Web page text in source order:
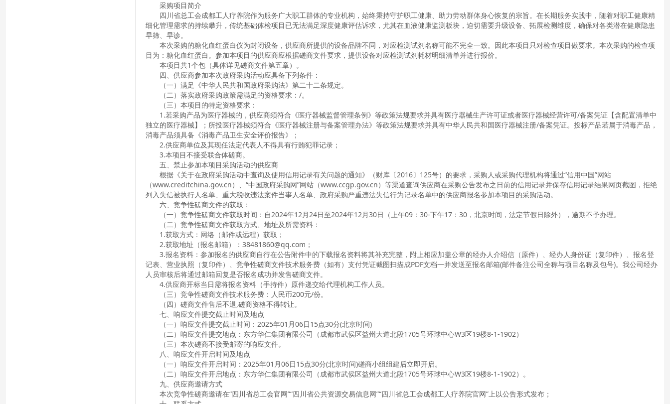
采购项目简介
四川省总工会成都工人疗养院作为服务广大职工群体的专业机构，始终秉持守护职工健康、助力劳动群体身心恢复的宗旨。在长期服务实践中，随着对职工健康精
细化管理需求的持续攀升，传统基础体检项目已无法满足深度健康评估诉求，尤其在血液健康监测板块，迫切需要升级设备、拓展检测维度，确保对各类潜在健康隐患
早筛、早诊。
本次采购的糖化血红蛋白仪为封闭设备，供应商所提供的设备品牌不同，对应检测试剂名称可能不完全一致。因此本项目只对检查项目做要求。本次采购的检查项
目为：糖化血红蛋白。参加本项目的供应商应根据磋商文件要求，提供设备对应检测试剂耗材明细清单并进行报价。
本项目共1个包 （具体详见磋商文件第五章）。
四、供应商参加本次政府采购活动应具备下列条件：
（一）满足《中华人民共和国政府采购法》第二十二条规定。
（二）落实政府采购政策需满足的资格要求：/。
（三）本项目的特定资格要求：
1.若采购产品为医疗器械的，供应商须符合《医疗器械监督管理条例》等政策法规要求并具有医疗器械生产许可证或者医疗器械经营许可/备案凭证【含配置清单中
独立的医疗器械】；所投医疗器械须符合《医疗器械注册与备案管理办法》等政策法规要求并具有中华人民共和国医疗器械注册/备案凭证。投标产品若属于消毒产品，
消毒产品须具备《消毒产品卫生安全评价报告》
；
2.供应商单位及其现任法定代表人不得具有行贿犯罪记录；
3.本项目不接受联合体磋商。
五、禁止参加本项目采购活动的供应商
根据《关于在政府采购活动中查询及使用信用记录有关问题的通知》（财库〔2016〕125号）的要求，采购人或采购代理机构将通过“信用中国”网站
（www.creditchina.gov.cn）、 “中国政府采购网”网站（www.ccgp.gov.cn）等渠道查询供应商在采购公告发布之日前的信用记录并保存信用记录结果网页截图，拒绝
列入失信被执行人名单、重大税收违法案件当事人名单、政府采购严重违法失信行为记录名单中的供应商报名参加本项目的采购活动。
六、竞争性磋商文件的获取：
（一）竞争性磋商文件获取时间： 自2024年12月24日至2024年12月30日（上午09：30-下午17：30，北京时间，法定节假日除外），逾期不予办理。
（二）竞争性磋商文件获取方式、地址及所需资料：
1.获取方式：网络（邮件或远程）获取；
2.获取地址（报名邮箱）： 38481860@qq.com ；
3.报名资料：参加报名的供应商自行在公告附件中的下载报名资料将其补充完整，附上相应加盖公章的经办人介绍信（原件）、 经办人身份证（复印件） 、报名登
记表、营业执照（复印件）、竞争性磋商文件技术服务费（如有）支付凭证截图扫描成PDF文档一并发送至报名邮箱(邮件备注公司全称与项目名称及包号)。 我公司经办
人员审核后将通过邮箱回复是否报名成功并发售磋商文件。
4.供应商开标当日需将报名资料（手持件）原件递交给代理机构工作人员。
（三）竞争性磋商文件技术服务费：人民币200元/份。
（四）磋商文件售后不退,磋商资格不得转让。
七、响应文件提交截止时间及地点
（一）响应文件提交截止时间：2025年01月06日15点30分(北京时间)
（二）响应文件提交地点：东方华仁集团有限公司（成都市武侯区益州大道北段1705号环球中心W3区19楼8-1-1902）
（三）本次磋商不接受邮寄的响应文件。
八、响应文件开启时间及地点
（一）响应文件开启时间：2025年01月06日1 5点30分(北京时间)磋商小组组建后立即开启。
（二）响应文件开启地点：东方华仁集团有限公司（成都市武侯区益州大道北段1705号环球中心W3区19楼8-1-1902）。
九、供应商邀请方式
本次竞争性磋商邀请在“四川省总工会官网”“四川省公共资源交易信息网”“四川省总工会成都工人疗养院官网”上以公告形式发布；